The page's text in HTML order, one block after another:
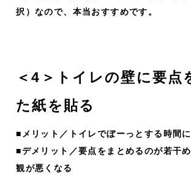
択）なので、本当おすすめです。
＜4＞トイレの壁に要点
た紙を貼る
■メリット／トイレでぼーっとする時間
■デメリット／要点をまとめるのが若干
観が悪くなる